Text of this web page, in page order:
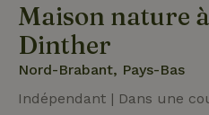
Maison nature
Dinther
Nord-Brabant, Pays-Bas
Indépendant | Dans une